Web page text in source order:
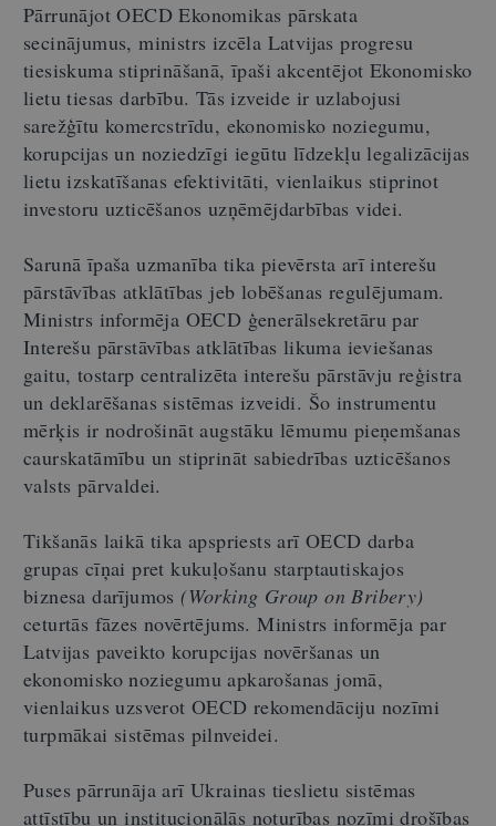
Pārrunājot OECD Ekonomikas pārskata
secinājumus, ministrs izcēla Latvijas progresu
tiesiskuma stiprināšanā, īpaši akcentējot Ekonomisko
lietu tiesas darbību. Tās izveide ir uzlabojusi
sarežģītu komercstrīdu, ekonomisko noziegumu,
korupcijas un noziedzīgi iegūtu līdzekļu legalizācijas
lietu izskatīšanas efektivitāti, vienlaikus stiprinot
investoru uzticēšanos uzņēmējdarbības videi.
Sarunā īpaša uzmanība tika pievērsta arī interešu
pārstāvības atklātības jeb lobēšanas regulējumam.
Ministrs informēja OECD ģenerālsekretāru par
Interešu pārstāvības atklātības likuma ieviešanas
gaitu, tostarp centralizēta interešu pārstāvju reģistra
un deklarēšanas sistēmas izveidi. Šo instrumentu
mērķis ir nodrošināt augstāku lēmumu pieņemšanas
caurskatāmību un stiprināt sabiedrības uzticēšanos
valsts pārvaldei.
Tikšanās laikā tika apspriests arī OECD darba
grupas cīņai pret kukuļošanu starptautiskajos
biznesa darījumos(Working Group on Bribery)
ceturtās fāzes novērtējums. Ministrs informēja par
Latvijas paveikto korupcijas novēršanas un
ekonomisko noziegumu apkarošanas jomā,
vienlaikus uzsverot OECD rekomendāciju nozīmi
turpmākai sistēmas pilnveidei.
Puses pārrunāja arī Ukrainas tieslietu sistēmas
attīstību un institucionālās noturības nozīmi drošības